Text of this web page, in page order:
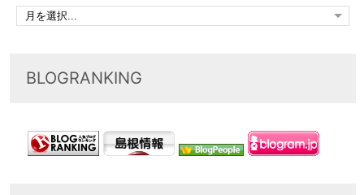
BLOGRANKING